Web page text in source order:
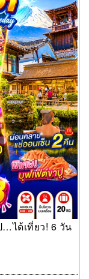
ได้เที่ยว! 6 วัน